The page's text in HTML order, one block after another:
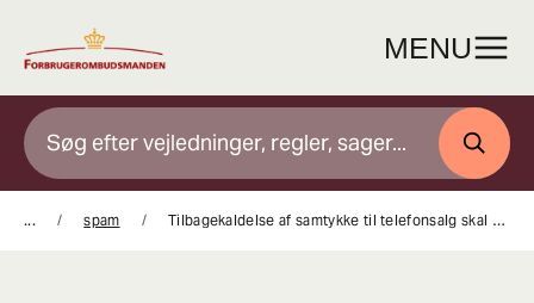
indhold
MENU
SØG
... spam Tilbagekaldelse af samtykke til telefonsalg skal straks respekteres